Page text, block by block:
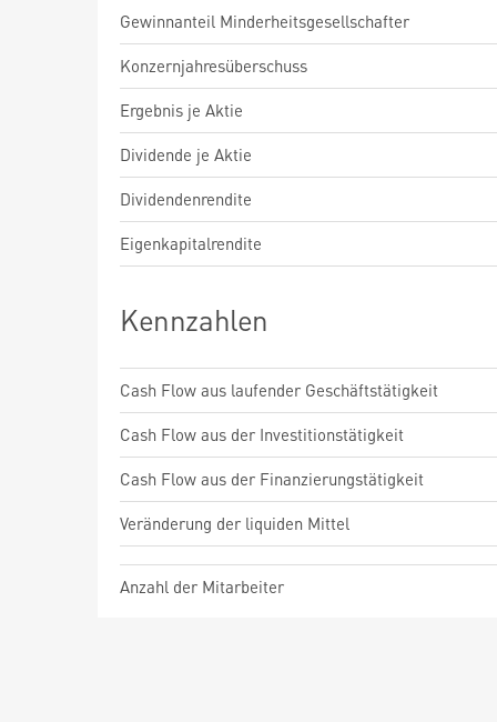
Gewinnanteil Minderheitsgesellschafter
Konzernjahresüberschuss
Ergebnis je Aktie
Dividende je Aktie
Dividendenrendite
Eigenkapitalrendite
Kennzahlen
Cash Flow aus laufender Geschäftstätigkeit
Cash Flow aus der Investitionstätigkeit
Cash Flow aus der Finanzierungstätigkeit
Veränderung der liquiden Mittel
Anzahl der Mitarbeiter